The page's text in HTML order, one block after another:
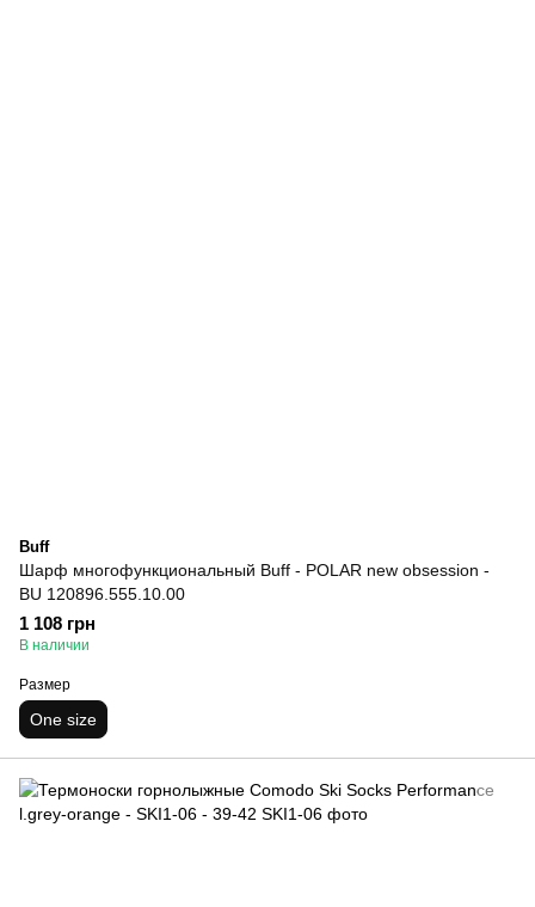
Buff
Шарф многофункциональный Buff - POLAR new obsession -
BU 120896.555.10.00
1 108 грн
В наличии
Размер
One size